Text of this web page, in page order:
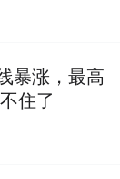
暴涨，最高
住了